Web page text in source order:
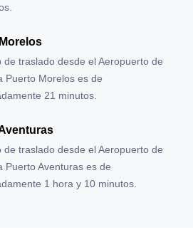
de traslado desde el Aeropuerto de
Puerto Morelos es de
21 minutos.
de traslado desde el Aeropuerto de
Puerto Aventuras es de
1 hora y 10 minutos.